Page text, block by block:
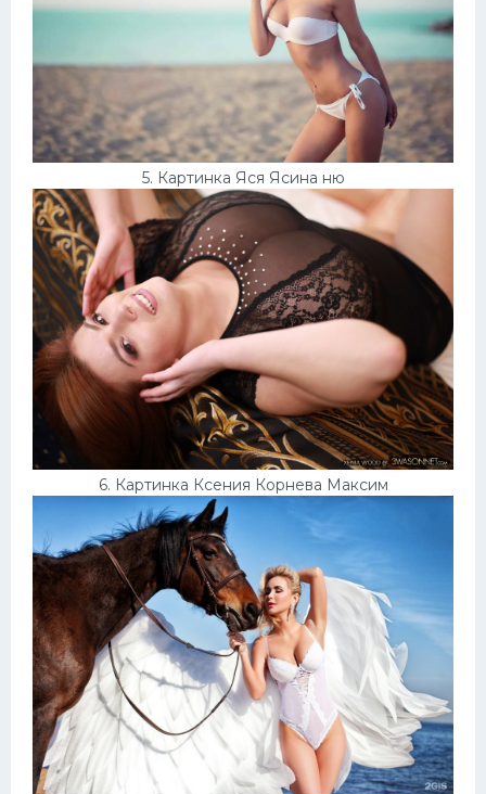
5. Картинка Яся Ясина ню
6. Картинка Ксения Корнева Максим